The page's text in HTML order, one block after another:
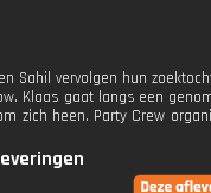
Sahil vervolgen hun
Klaas gaat langs een
zich heen. Party Crew